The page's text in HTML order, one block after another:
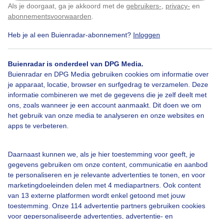
Als je doorgaat, ga je akkoord met de gebruikers- privacy- en
abonnementsvoorwaarden
Heb je al een Buienradar-abonnement? Inloggen
Buienradar is onderdeel van DPG Media.
Buienradar en DPG Media gebruiken cookies om informatie over
je apparaat, locatie, browser en surfgedrag te verzamelen. Deze
informatie combineren we met de gegevens die je zelf deelt met
ons, zoals wanneer je een account aanmaakt. Dit doen we om
het gebruik van onze media te analyseren en onze websites en
apps te verbeteren.
Daarnaast kunnen we, als je hier toestemming voor geeft, je
gegevens gebruiken om onze content, communicatie en aanbod
te personaliseren en je relevante advertenties te tonen, en voor
marketingdoeleinden delen met 4 mediapartners. Ook content
van 13 externe platformen wordt enkel getoond met jouw
toestemming. Onze 114 advertentie partners gebruiken cookies
voor gepersonaliseerde advertenties, advertentie- en
Over Buienradar
Bedrijfsgegevens
Veelgestelde vragen
Contact
Gebruikersvoorwaarden
Adverteren
Buienradar Team
Privacy beleid
Klik hierom dit aan te passen